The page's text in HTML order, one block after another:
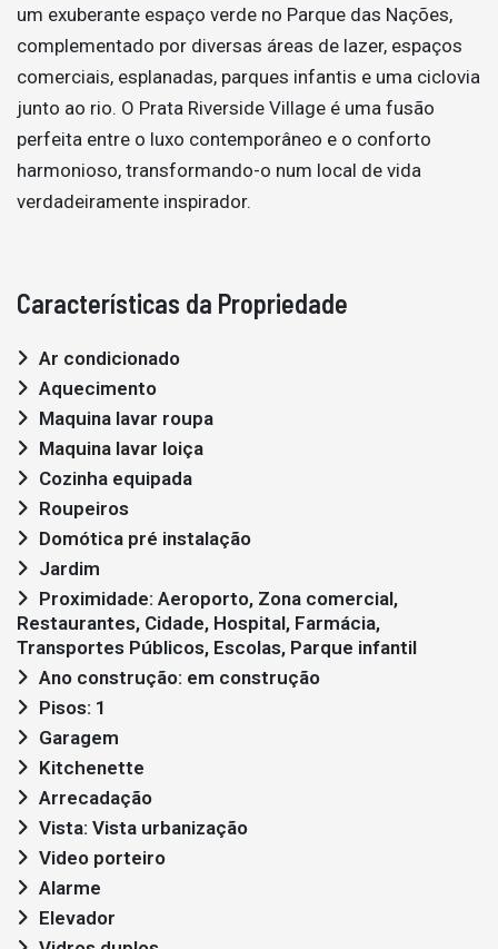
um exuberante espaço verde no Parque das Nações,
complementado por diversas áreas de lazer, espaços
comerciais, esplanadas, parques infantis e uma ciclovia
junto ao rio. O Prata Riverside Village é uma fusão
perfeita entre o luxo contemporâneo e o conforto
harmonioso, transformando-o num local de vida
verdadeiramente inspirador.
Características da Propriedade
Ar condicionado
Aquecimento
Maquina lavar roupa
Maquina lavar loiça
Cozinha equipada
Roupeiros
Domótica pré instalação
Jardim
Restaurantes, Cidade, Hospital, Farmácia,
Transportes Públicos, Escolas, Parque infantil
Ano construção: em construção
Pisos: 1
Garagem
Kitchenette
Arrecadação
Vista: Vista urbanização
Video porteiro
Alarme
Elevador